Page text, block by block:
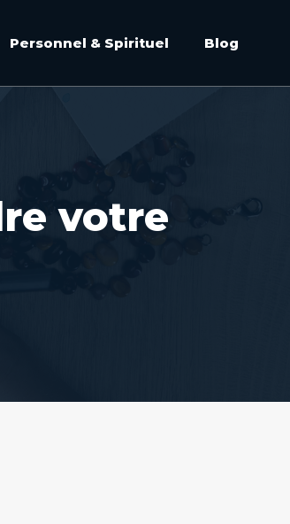
Personnel & Spirituel Blog
votre